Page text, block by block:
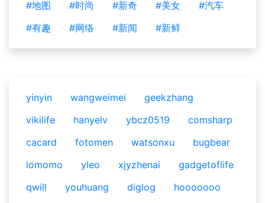
#地图
#时尚 #新奇 #美女
#汽车
#有趣
#网络 #新闻 #新鲜
yinyin wangweimei
geekzhang
vikilife
hanyelv ybcz0519
comsharp
cacard
fotomen watsonxu
bugbear
lomomo
yleo xjyzhenai
gadgetoflife
qwill
youhuang diglog
hooooooo